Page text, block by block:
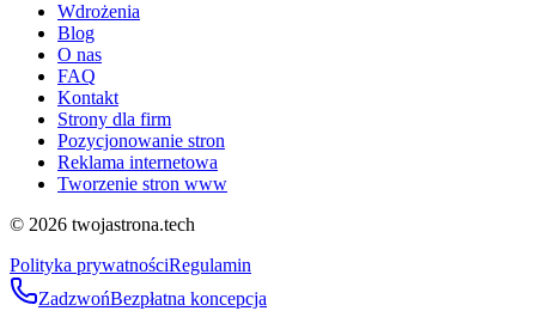
Wdrożenia
Blog
O nas
FAQ
Kontakt
Strony dla firm
Pozycjonowanie stron
Reklama internetowa
Tworzenie stron www
© 2026 twojastrona.tech
Polityka prywatnościRegulamin
ZadzwońBezpłatna koncepcja